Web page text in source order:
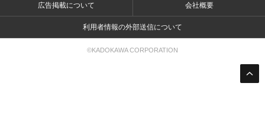
広告掲載について 会社概要
利用者情報の外部送信について
©KADOKAWA CORPORATION